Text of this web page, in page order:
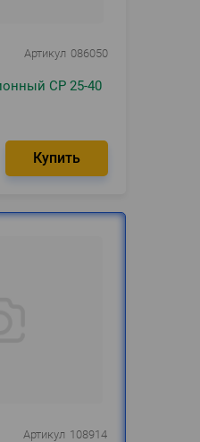
Артикул 086050
СР 25-40
Артикул 108914